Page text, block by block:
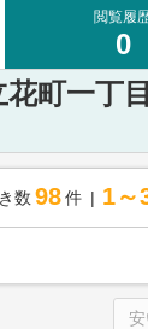
閲覧履
0
町一丁
数 98 件 1～